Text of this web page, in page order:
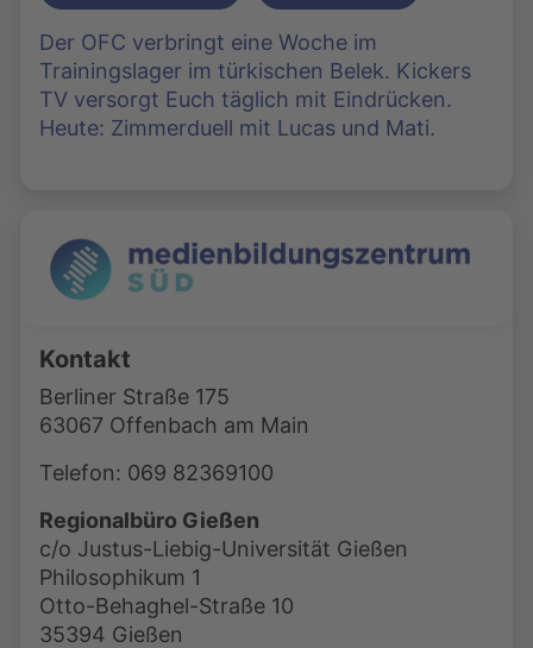
Der OFC verbringt eine Woche im
Trainingslager im türkischen Belek. Kickers
TV versorgt Euch täglich mit Eindrücken.
Heute: Zimmerduell mit Lucas und Mati.
Kontakt
Berliner Straße 175
63067 Offenbach am Main
Telefon: 069 82369100
Regionalbüro Gießen
c/o Justus-Liebig-Universität Gießen
Philosophikum 1
Otto-Behaghel-Straße 10
35394 Gießen